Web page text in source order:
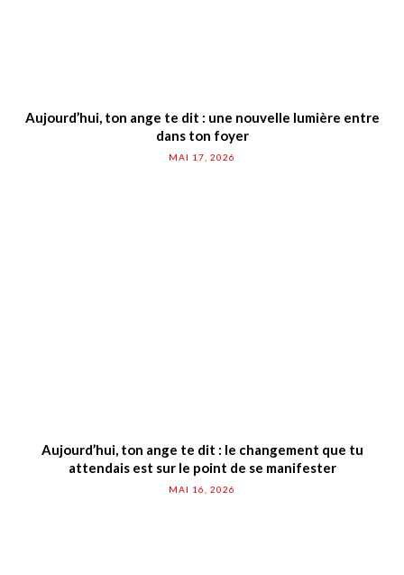
Aujourd’hui, ton ange te dit : une nouvelle lumière entre
dans ton foyer
MAI 17, 2026
Aujourd’hui, ton ange te dit : le changement que tu
attendais est sur le point de se manifester
MAI 16, 2026